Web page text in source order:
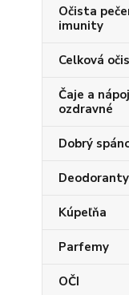
Očista
imunity
Celková
Čaje a
ozdravné
Dobrý
Kúpeľňa
Parfemy
OČI